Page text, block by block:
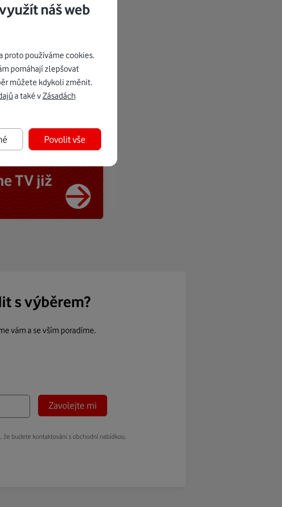
TV již
s výběrem?
vám a se vším poradíme.
Zavolejte mi
budete kontaktováni s obchodní nabídkou.
náš web
proto používáme cookies.
pomáhají zlepšovat
můžete kdykoli změnit.
a také vZásadách
Povolit vše